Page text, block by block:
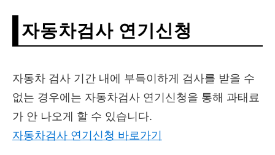
자동차검사 연기신청
자동차 검사 기간 내에 부득이하게 검사를 받을 수
없는 경우에는 자동차검사 연기신청을 통해 과태료
가 안 나오게 할 수 있습니다.
자동차검사 연기신청 바로가기